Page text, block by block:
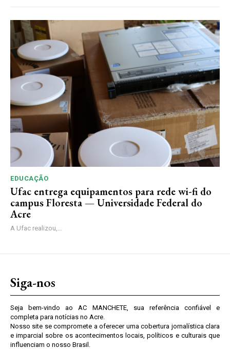
EDUCAÇÃO
Ufac entrega equipamentos para rede wi-fi do
campus Floresta — Universidade Federal do
Acre
A Ufac realizou,...
Siga-nos
Seja bem-vindo ao AC MANCHETE, sua referência confiável e
completa para notícias no Acre.
Nosso site se compromete a oferecer uma cobertura jornalística clara
e imparcial sobre os acontecimentos locais, políticos e culturais que
influenciam o nosso Brasil.